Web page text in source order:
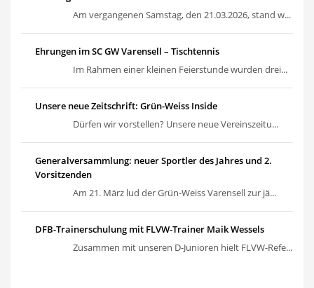
Am vergangenen Samstag, den 21.03.2026, stand w...
Ehrungen im SC GW Varensell – Tischtennis
Im Rahmen einer kleinen Feierstunde wurden drei...
Unsere neue Zeitschrift: Grün-Weiss Inside
Dürfen wir vorstellen? Unsere neue Vereinszeitu...
Generalversammlung: neuer Sportler des Jahres und 2.
Vorsitzenden
Am 21. März lud der Grün-Weiss Varensell zur jä...
DFB-Trainerschulung mit FLVW-Trainer Maik Wessels
Zusammen mit unseren D-Junioren hielt FLVW-Refe...